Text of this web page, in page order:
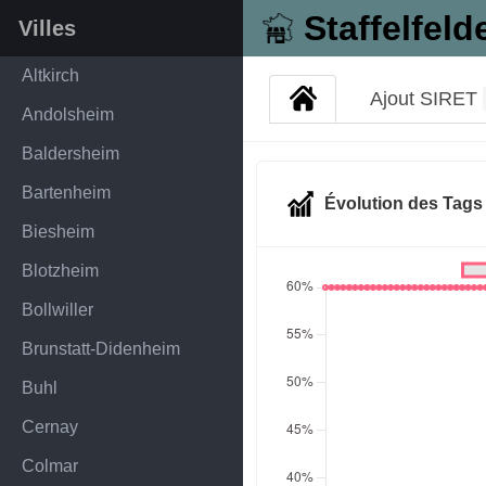
Villes
Altkirch
Andolsheim
Baldersheim
Bartenheim
Biesheim
Blotzheim
Bollwiller
Brunstatt-Didenheim
Buhl
Cernay
Colmar
Ajout SIRET
Évolution des